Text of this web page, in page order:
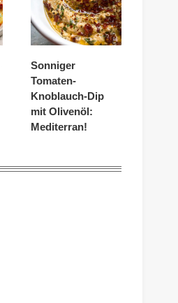
Sonniger
Tomaten-
Knoblauch-Dip
mit Olivenöl:
Mediterran!